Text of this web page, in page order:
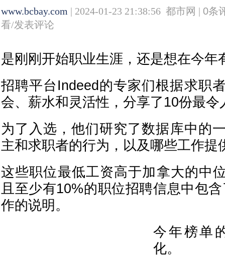
www.bcbay.com | 2024-01-23 21:38:56 都市网 | 0条
看/发表评论
是刚刚开始职业生涯，还是想在今年
招聘平台Indeed的专家们根据求职
会、薪水和灵活性，分享了10份最令
为了入选，他们研究了数据库中的
主和求职者的行为，以及哪些工作提
这些职位最低工资高于加拿大的中
且至少有10%的职位招聘信息中包含
作的说明。
今年榜单
化。